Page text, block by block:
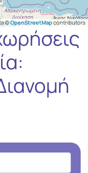
©OpenStreetMapcontributors